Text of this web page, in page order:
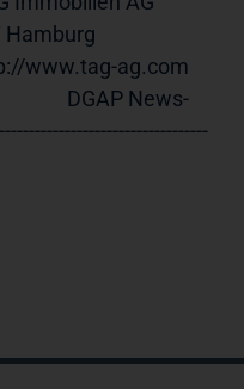
Hamburg
www.tag-ag.com
DGAP News-